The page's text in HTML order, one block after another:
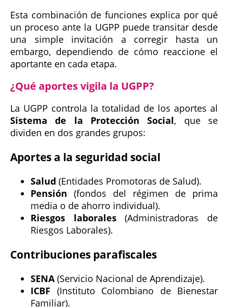
Esta combinación de funciones explica por qué
un proceso ante la UGPP puede transitar desde
una simple invitación a corregir hasta un
embargo, dependiendo de cómo reaccione el
aportante en cada etapa.
¿Qué aportes vigila la UGPP?
La UGPP controla la totalidad de los aportes al
Sistema de la Protección Social, que se
dividen en dos grandes grupos:
Aportes a la seguridad social
Salud (Entidades Promotoras de Salud).
Pensión (fondos del régimen de prima
media o de ahorro individual).
Riesgos laborales(Administradoras de
Riesgos Laborales).
Contribuciones parafiscales
SENA(Servicio Nacional de Aprendizaje).
ICBF (Instituto Colombiano de Bienestar
Familiar).